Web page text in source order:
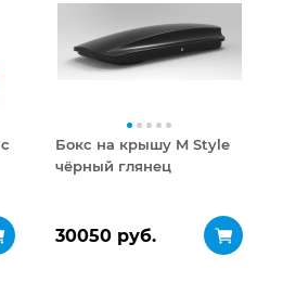
Бокс на крышу M Style
чёрный глянец
30050 руб.